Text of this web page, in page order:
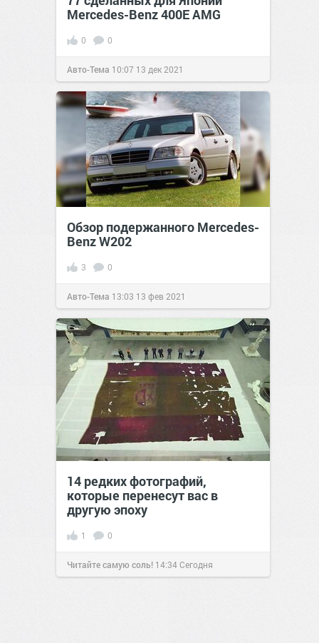
Mercedes-Benz 400E AMG
0 0
Авто-Тема 10:07 13 дек 2021
Обзор подержанного Mercedes-
Benz W202
3 0
Авто-Тема 13:03 13 фев 2021
14 редких фотографий,
которые перенесут вас в
другую эпоху
1 0
Читайте самую соль! 14:34Сегодня